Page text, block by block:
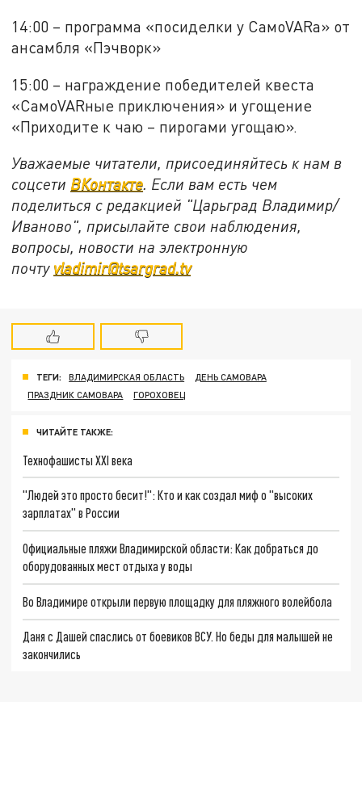
14:00 – программа «посиделки у СамоVARа» от
ансамбля «Пэчворк»
15:00 – награждение победителей квеста
«СамоVARные приключения» и угощение
«Приходите к чаю – пирогами угощаю».
Уважаемые читатели, присоединяйтесь к нам в
соцсети ВКонтакте. Если вам есть чем
поделиться с редакцией "Царьград Владимир/
Иваново", присылайте свои наблюдения,
вопросы, новости на электронную
почту vladimir@tsargrad.tv
ТЕГИ: ВЛАДИМИРСКАЯ ОБЛАСТЬ
ДЕНЬ САМОВАРА
ПРАЗДНИК САМОВАРА
ГОРОХОВЕЦ
ЧИТАЙТЕ ТАКЖЕ:
Технофашисты XXI века
"Людей это просто бесит!": Кто и как создал миф о "высоких
зарплатах" в России
Официальные пляжи Владимирской области: Как добраться до
оборудованных мест отдыха у воды
Во Владимире открыли первую площадку для пляжного волейбола
Даня с Дашей спаслись от боевиков ВСУ. Но беды для малышей не
закончились